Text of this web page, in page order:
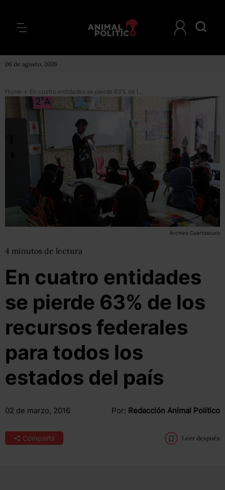
06 de agosto, 2026
Home > En cuatro entidades se pierde 63% de los recursos federales para todos los estados del país
Archivo Cuartoscuro
4 minutos de lectura
En cuatro entidades
se pierde 63% de los
recursos federales
para todos los
estados del país
02 de marzo, 2016 Por: Redacción Animal Político
Compartir Leer después